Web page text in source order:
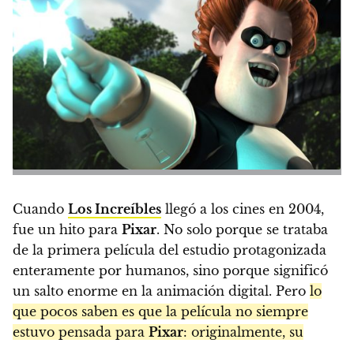
Cuando Los Increíbles llegó a los cines en 2004,
fue un hito para Pixar. No solo porque se trataba
de la primera película del estudio protagonizada
enteramente por humanos, sino porque significó
un salto enorme en la animación digital. Pero lo
que pocos saben es que la película no siempre
estuvo pensada para Pixar: originalmente, su